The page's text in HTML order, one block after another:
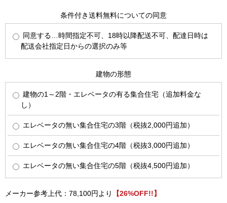
条件付き送料無料についての同意
同意する…時間指定不可、18時以降配送不可、配達日時は
配送会社指定日からの選択のみ等
建物の形態
建物の1～2階・エレベータの有る集合住宅（追加料金な
し）
エレベータの無い集合住宅の3階（税抜2,000円追加）
エレベータの無い集合住宅の4階（税抜3,000円追加）
エレベータの無い集合住宅の5階（税抜4,500円追加）
メーカー参考上代：78,100円より
【26%OFF!!】